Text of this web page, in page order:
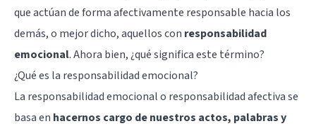
que actúan de forma afectivamente responsable hacia los
demás, o mejor dicho, aquellos con responsabilidad
emocional. Ahora bien, ¿qué significa este término?
¿Qué es la responsabilidad emocional?
La responsabilidad emocional o responsabilidad afectiva se
basa en hacernos cargo de nuestros actos, palabras y